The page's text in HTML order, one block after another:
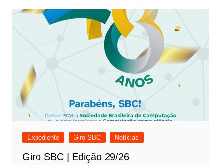
Expediente Giro SBC Notícias
Giro SBC | Edição 29/26